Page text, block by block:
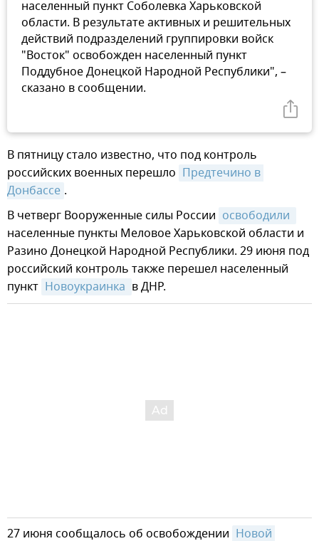
населенный пункт Соболевка Харьковской
области. В результате активных и решительных
действий подразделений группировки войск
"Восток" освобожден населенный пункт
Поддубное Донецкой Народной Республики", –
сказано в сообщении.
В пятницу стало известно, что под контроль
российских военных перешло Предтечино в
Донбассе .
В четверг Вооруженные силы России
населенные пункты Меловое Харьковской области и
Разино Донецкой Народной Республики. 29 июня под
российский контроль также перешел населенный
пункт Новоукраинка в ДНР.
27 июня сообщалось об освобождении Новой